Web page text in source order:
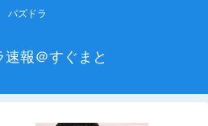
パズドラ
速報＠すぐまと